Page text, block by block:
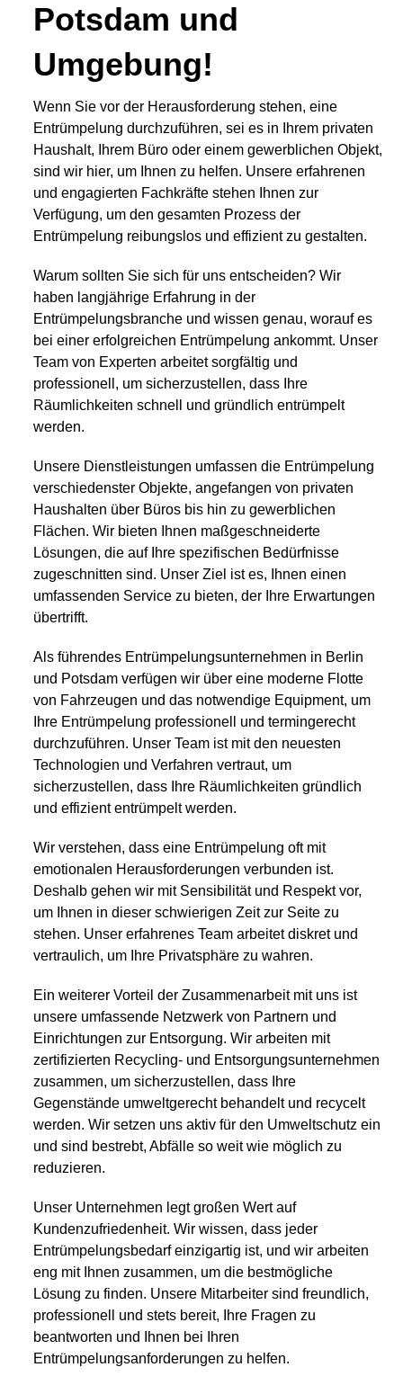
Potsdam und
Umgebung!
Wenn Sie vor der Herausforderung stehen, eine
Entrümpelung durchzuführen, sei es in Ihrem privaten
Haushalt, Ihrem Büro oder einem gewerblichen Objekt,
sind wir hier, um Ihnen zu helfen. Unsere erfahrenen
und engagierten Fachkräfte stehen Ihnen zur
Verfügung, um den gesamten Prozess der
Entrümpelung reibungslos und effizient zu gestalten.
Warum sollten Sie sich für uns entscheiden? Wir
haben langjährige Erfahrung in der
Entrümpelungsbranche und wissen genau, worauf es
bei einer erfolgreichen Entrümpelung ankommt. Unser
Team von Experten arbeitet sorgfältig und
professionell, um sicherzustellen, dass Ihre
Räumlichkeiten schnell und gründlich entrümpelt
werden.
Unsere Dienstleistungen umfassen die Entrümpelung
verschiedenster Objekte, angefangen von privaten
Haushalten über Büros bis hin zu gewerblichen
Flächen. Wir bieten Ihnen maßgeschneiderte
Lösungen, die auf Ihre spezifischen Bedürfnisse
zugeschnitten sind. Unser Ziel ist es, Ihnen einen
umfassenden Service zu bieten, der Ihre Erwartungen
übertrifft.
Als führendes Entrümpelungsunternehmen in Berlin
und Potsdam verfügen wir über eine moderne Flotte
von Fahrzeugen und das notwendige Equipment, um
Ihre Entrümpelung professionell und termingerecht
durchzuführen. Unser Team ist mit den neuesten
Technologien und Verfahren vertraut, um
sicherzustellen, dass Ihre Räumlichkeiten gründlich
und effizient entrümpelt werden.
Wir verstehen, dass eine Entrümpelung oft mit
emotionalen Herausforderungen verbunden ist.
Deshalb gehen wir mit Sensibilität und Respekt vor,
um Ihnen in dieser schwierigen Zeit zur Seite zu
stehen. Unser erfahrenes Team arbeitet diskret und
vertraulich, um Ihre Privatsphäre zu wahren.
Ein weiterer Vorteil der Zusammenarbeit mit uns ist
unsere umfassende Netzwerk von Partnern und
Einrichtungen zur Entsorgung. Wir arbeiten mit
zertifizierten Recycling- und Entsorgungsunternehmen
zusammen, um sicherzustellen, dass Ihre
Gegenstände umweltgerecht behandelt und recycelt
werden. Wir setzen uns aktiv für den Umweltschutz ein
und sind bestrebt, Abfälle so weit wie möglich zu
reduzieren.
Unser Unternehmen legt großen Wert auf
Kundenzufriedenheit. Wir wissen, dass jeder
Entrümpelungsbedarf einzigartig ist, und wir arbeiten
eng mit Ihnen zusammen, um die bestmögliche
Lösung zu finden. Unsere Mitarbeiter sind freundlich,
professionell und stets bereit, Ihre Fragen zu
beantworten und Ihnen bei Ihren
Entrümpelungsanforderungen zu helfen.